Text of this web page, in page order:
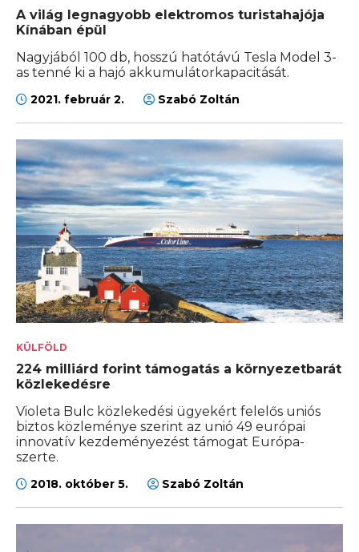
A világ legnagyobb elektromos turistahajója
Kínában épül
Nagyjából 100 db, hosszú hatótávú Tesla Model 3-
as tenné ki a hajó akkumulátorkapacitását.
2021. február 2. Szabó Zoltán
KÜLFÖLD
224 milliárd forint támogatás a környezetbarát
közlekedésre
Violeta Bulc közlekedési ügyekért felelős uniós
biztos közleménye szerint az unió 49 európai
innovatív kezdeményezést támogat Európa-
szerte.
2018. október 5. Szabó Zoltán